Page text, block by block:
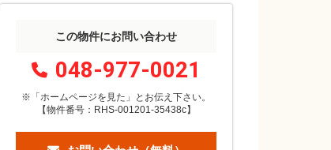
この物件にお問い合わせ
048-977-0021
※「ホームページを見た」 と お伝え下さい。
【物件番号：RHS-001201-35438c】